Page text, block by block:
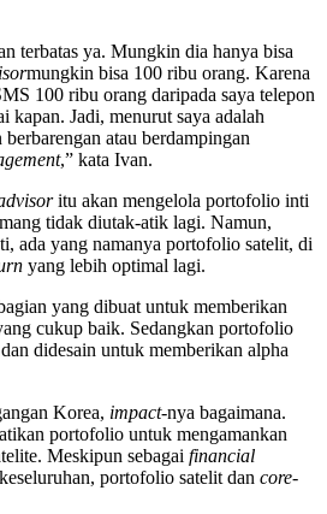
terbatas ya. Mungkin dia hanya bisa
mungkin bisa 100 ribu orang. Karena
100 ribu orang daripada saya telepon
kapan. Jadi, menurut saya adalah
berbarengan atau berdampingan
,” kata Ivan.
itu akan mengelola portofolio inti
tidak diutak-atik lagi. Namun,
ada yang namanya portofolio satelit, di
yang lebih optimal lagi.
yang dibuat untuk memberikan
cukup baik. Sedangkan portofolio
didesain untuk memberikan alpha
Korea, impact-nya bagaimana.
portofolio untuk mengamankan
Meskipun sebagai financial
portofolio satelit dan core-